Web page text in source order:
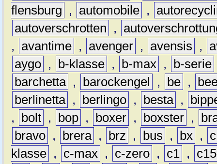
flensburg
, automobile ,
autoverschrotten
,
,
avantime , avenger , avensis ,
aygo , b-klasse , b-max , b-serie
barchetta , barockengel , be ,
berlinetta , berlingo , besta ,
,
bolt , bop , boxer , boxster ,
bravo , brera , brz , bus , bx ,
c
klasse , c-max , c-zero , c1 ,
c15